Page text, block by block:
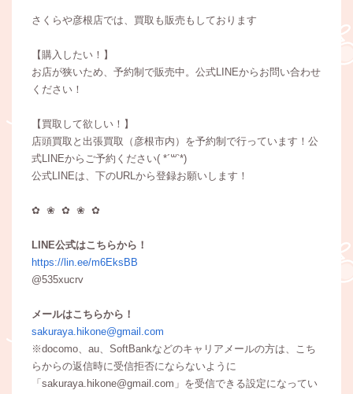
さくらや彦根店では、買取も販売もしております
【購入したい！】
お店が狭いため、予約制で販売中。公式LINEからお問い合わせ
ください！
【買取して欲しい！】
店頭買取と出張買取（彦根市内）を予約制で行っています！公
式LINEからご予約ください( *´꒳`*)
公式LINEは、下のURLから登録お願いします！
✿ ❀ ✿ ❀ ✿
LINE公式はこちらから！
https://lin.ee/m6EksBB
@535xucrv
メールはこちらから！
sakuraya.hikone@gmail.com
※docomo、au、SoftBankなどのキャリアメールの方は、こち
らからの返信時に受信拒否にならないように
「sakuraya.hikone@gmail.com」を受信できる設定になってい